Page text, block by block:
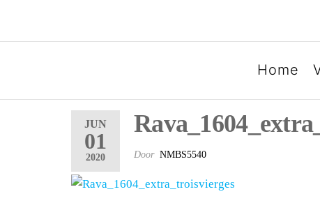
SPOORGROEP
Home
JUN
01
2020 Door NMBS5540